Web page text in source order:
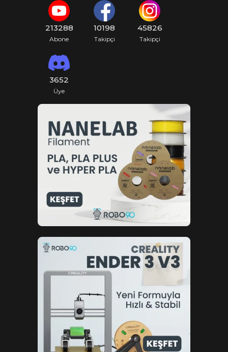
213288
Abone
10198
Takipçi
45826
Takipçi
3652
Üye